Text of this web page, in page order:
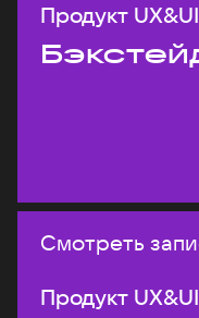
Продукт UX&UI
Смотреть
Продукт UX&UI